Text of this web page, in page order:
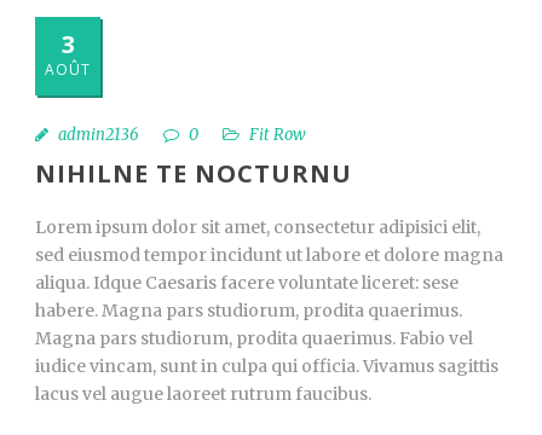
3
AOÛT
admin2136 0 Fit Row
NIHILNE TE NOCTURNU
Lorem ipsum dolor sit amet, consectetur adipisici elit,
sed eiusmod tempor incidunt ut labore et dolore magna
aliqua. Idque Caesaris facere voluntate liceret: sese
habere. Magna pars studiorum, prodita quaerimus.
Magna pars studiorum, prodita quaerimus. Fabio vel
iudice vincam, sunt in culpa qui officia. Vivamus sagittis
lacus vel augue laoreet rutrum faucibus.